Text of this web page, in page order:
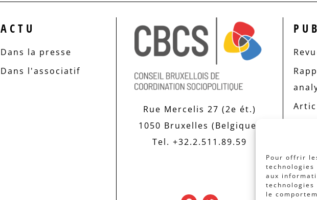
Pour offrir
aux
le
ACTU
Dans la presse
Dans l'associatif
Rue Mercelis 27 (2e ét.)
1050 Bruxelles (Belgique)
Tel. +32.2.511.89.59